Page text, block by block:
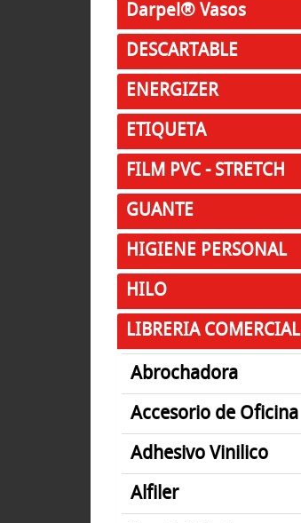
Darpel® Vasos
DESCARTABLE
ENERGIZER
ETIQUETA
FILM PVC - STRETCH
GUANTE
HIGIENE PERSONAL
HILO
LIBRERIA COMERCIAL
Abrochadora
Accesorio de Oficina
Adhesivo Vinilico
Alfiler